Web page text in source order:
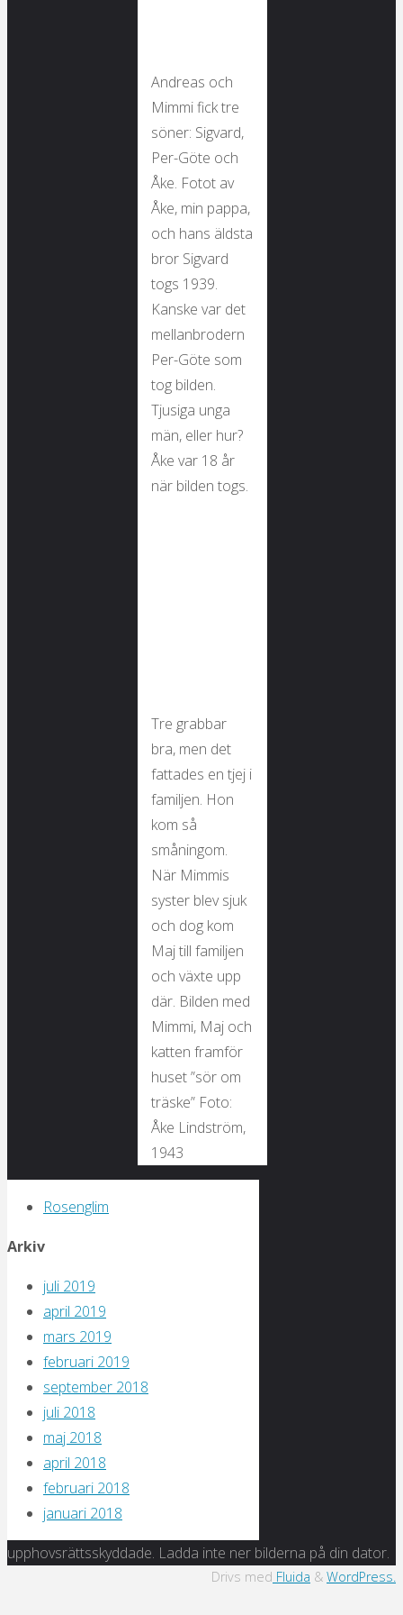
Andreas och
Mimmi fick tre
söner: Sigvard,
Per-Göte och
Åke. Fotot av
Åke, min pappa,
och hans äldsta
bror Sigvard
togs 1939.
Kanske var det
mellanbrodern
Per-Göte som
tog bilden.
Tjusiga unga
män, eller hur?
Åke var 18 år
när bilden togs.
Tre grabbar
bra, men det
fattades en tjej i
familjen. Hon
kom så
småningom.
När Mimmis
syster blev sjuk
och dog kom
Maj till familjen
och växte upp
där. Bilden med
Mimmi, Maj och
katten framför
huset ”sör om
träske” Foto:
Åke Lindström,
1943
Rosenglim
Arkiv
juli 2019
april 2019
mars 2019
februari 2019
september 2018
juli 2018
maj 2018
april 2018
februari 2018
januari 2018
upphovsrättsskyddade. Ladda inte ner bilderna på din dator.
Drivs med Fluida & WordPress.